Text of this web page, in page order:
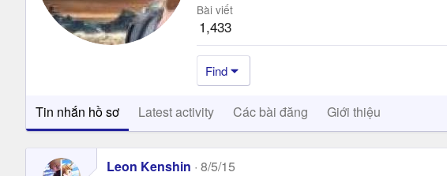
Bài viết
1,433
Find
Tin nhắn hồ sơ Latest activity Các bài đăng Giới thiệu
Leon Kenshin 8/5/15